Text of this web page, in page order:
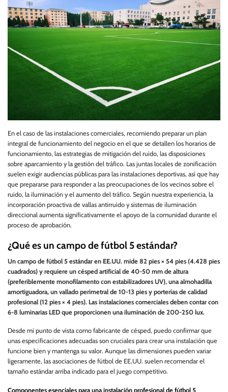
En el caso de las instalaciones comerciales, recomiendo preparar un plan
integral de funcionamiento del negocio en el que se detallen los horarios de
funcionamiento, las estrategias de mitigación del ruido, las disposiciones
sobre aparcamiento y la gestión del tráfico. Las juntas locales de zonificación
suelen exigir audiencias públicas para las instalaciones deportivas, así que hay
que prepararse para responder a las preocupaciones de los vecinos sobre el
ruido, la iluminación y el aumento del tráfico. Según nuestra experiencia, la
incorporación proactiva de vallas antirruido y sistemas de iluminación
direccional aumenta significativamente el apoyo de la comunidad durante el
proceso de aprobación.
¿Qué es un campo de fútbol 5 estándar?
Un campo de fútbol 5 estándar en EE.UU. mide 82 pies × 54 pies (4.428 pies
cuadrados) y requiere un césped artificial de 40-50 mm de altura
(preferiblemente monofilamento con estabilizadores UV), una almohadilla
amortiguadora, un vallado perimetral de 10-13 pies y porterías de calidad
profesional (12 pies × 4 pies). Las instalaciones comerciales deben contar con
6-8 luminarias LED que proporcionen una iluminación de 200-250 lux.
Desde mi punto de vista como fabricante de césped, puedo confirmar que
unas especificaciones adecuadas son cruciales para crear una instalación que
funcione bien y mantenga su valor. Aunque las dimensiones pueden variar
ligeramente, las asociaciones de fútbol de EE.UU. suelen recomendar el
tamaño estándar arriba indicado para el juego competitivo.
Componentes esenciales para una instalación profesional de fútbol 5